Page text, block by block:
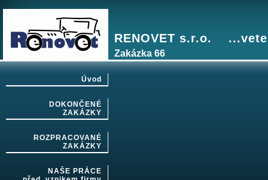
RENOVET s.r.o.
Zakázka 66
Úvod
DOKONČENÉ
ZAKÁZKY
ROZPRACOVANÉ
ZAKÁZKY
NAŠE PRÁCE